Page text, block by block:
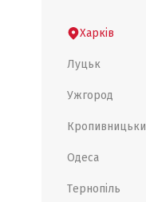
Харків
Луцьк
Ужгород
Одеса
Тернопіль